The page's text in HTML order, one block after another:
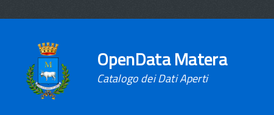
OpenData Matera
Catalogo dei Dati Aperti